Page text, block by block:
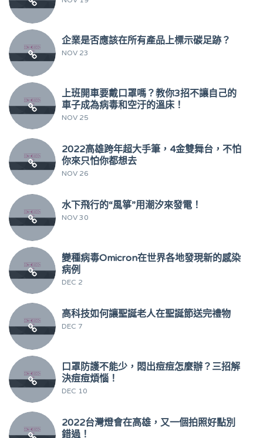
企業是否應該在所有產品上標示碳足跡？
NOV 23
上班開車要戴口罩嗎？教你3招不讓自己的
車子成為病毒和空汙的溫床！
NOV 25
2022高雄跨年超大手筆，4金雙舞台，不怕
你來只怕你都想去
NOV 26
水下飛行的“風箏”用潮汐來發電！
NOV 30
變種病毒Omicron在世界各地發現新的感染
病例
DEC 2
高科技如何讓聖誕老人在聖誕節送完禮物
DEC 7
口罩防護不能少，悶出痘痘怎麼辦？三招解
決痘痘煩惱！
DEC 10
2022台灣燈會在高雄，又一個拍照好點別
錯過！